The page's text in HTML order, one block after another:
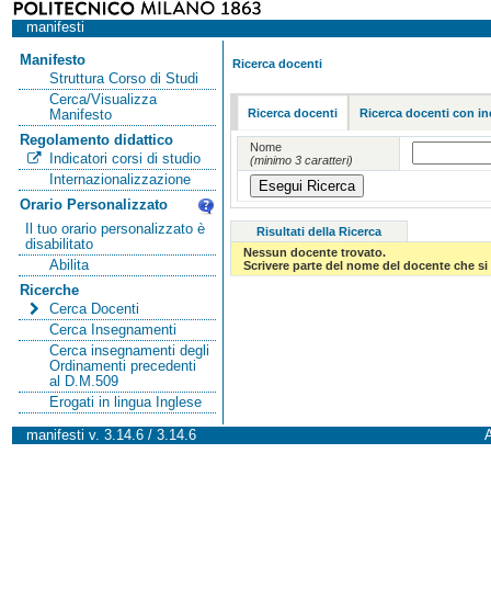
manifesti
Manifesto
Struttura Corso di Studi
Cerca/Visualizza
Manifesto
Regolamento didattico
Indicatori corsi di studio
Internazionalizzazione
Orario Personalizzato
Il tuo orario personalizzato è
disabilitato
Abilita
Ricerche
Cerca Docenti
Cerca Insegnamenti
Cerca insegnamenti degli
Ordinamenti precedenti
al D.M.509
Erogati in lingua Inglese
Ricerca docenti
Ricerca docenti Ricerca docenti con
Nome
(minimo 3 caratteri)
Risultati della Ricerca
Nessun docente trovato.
Scrivere parte del nome del docente che
manifesti v. 3.14.6 / 3.14.6